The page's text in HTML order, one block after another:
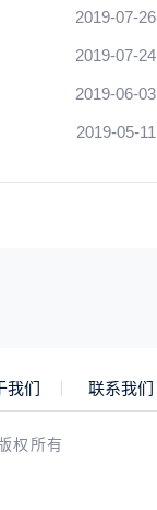
2019-07-26
2019-07-24
2019-06-03
2019-05-11
我们 联系我们
权所有